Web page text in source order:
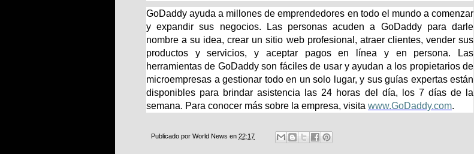
GoDaddy ayuda a millones de emprendedores en todo el mundo a comenzar
y expandir sus negocios. Las personas acuden a GoDaddy para darle
nombre a su idea, crear un sitio web profesional, atraer clientes, vender sus
productos y servicios, y aceptar pagos en línea y en persona. Las
herramientas de GoDaddy son fáciles de usar y ayudan a los propietarios de
microempresas a gestionar todo en un solo lugar, y sus guías expertas están
disponibles para brindar asistencia las 24 horas del día, los 7 días de la
semana. Para conocer más sobre la empresa, visita www.GoDaddy.com.
Publicado por World News en 22:17